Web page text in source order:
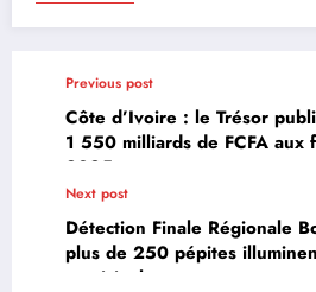
Previous post
Côte d’Ivoire : le Trésor
1 550 milliards de FCFA aux
2025
Next post
Détection Finale Régionale
plus de 250 pépites
municipal